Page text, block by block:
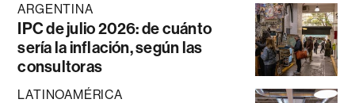
ARGENTINA
IPC de julio 2026: de cuánto
sería la inflación, según las
consultoras
LATINOAMÉRICA